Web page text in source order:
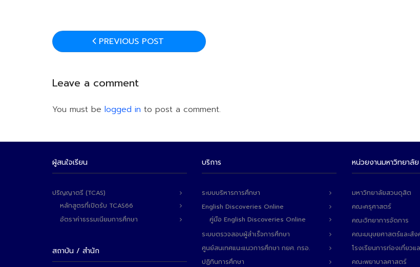
PREVIOUS POST
Leave a comment
You must be logged in to post a comment.
ผู้สนใจเรียน
ปริญญาตรี (TCAS)
หลักสูตรที่เปิดรับ TCAS66
อัตราค่าธรรมเนียมการศึกษา
สถาบัน / สำนัก
บริการ
ระบบบริหารการศึกษา
English Discoveries Online
คู่มือ English Discoveries Online
ระบบตรวจสอบผู้สำเร็จการศึกษา
ศูนย์สนเทศแนะแนวการศึกษา กยศ. กรอ.
ปฏิทินการศึกษา
หน่วยงานมหาวิทยาลัย
มหาวิทยาลัยสวนดุสิต
คณะครุศาสตร์
คณะวิทยาการจัดการ
คณะมนุษยศาสตร์และสั
โรงเรียนการท่องเที่ยวแ
คณะพยาบาลศาสตร์